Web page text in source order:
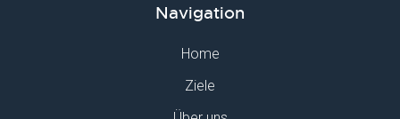
Navigation
Home
Ziele